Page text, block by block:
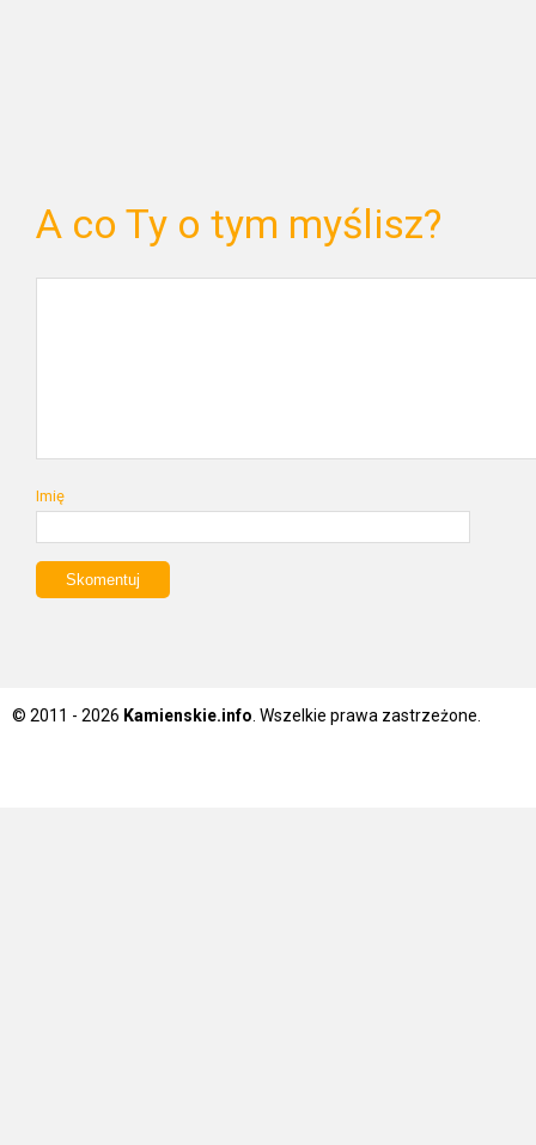
A co Ty o tym myślisz?
Imię
© 2011 - 2026 Kamienskie.info . Wszelkie prawa zastrzeżone.